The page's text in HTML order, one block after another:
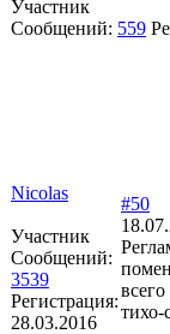
Участник
Сообщений: 559
Nicolas
Участник
Сообщений:
3539
Регистрация:
28.03.2016
#50
тихо-